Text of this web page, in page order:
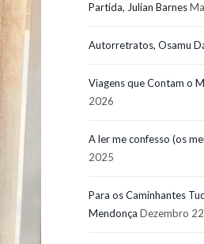
Partida, Julian Barnes
Autorretratos, Osamu
Viagens que Contam o
2026
A ler me confesso (os
2025
Para os Caminhantes
Mendonça Dezembro